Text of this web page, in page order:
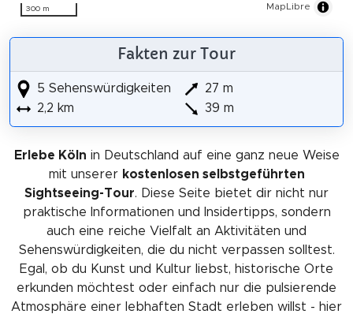
300 m MapLibre
Fakten zur Tour
5 Sehenswürdigkeiten
2,2 km
27 m
39 m
Erlebe Köln in Deutschland auf eine ganz neue Weise
mit unserer kostenlosen selbstgeführten
Sightseeing-Tour. Diese Seite bietet dir nicht nur
praktische Informationen und Insidertipps, sondern
auch eine reiche Vielfalt an Aktivitäten und
Sehenswürdigkeiten, die du nicht verpassen solltest.
Egal, ob du Kunst und Kultur liebst, historische Orte
erkunden möchtest oder einfach nur die pulsierende
Atmosphäre einer lebhaften Stadt erleben willst - hier